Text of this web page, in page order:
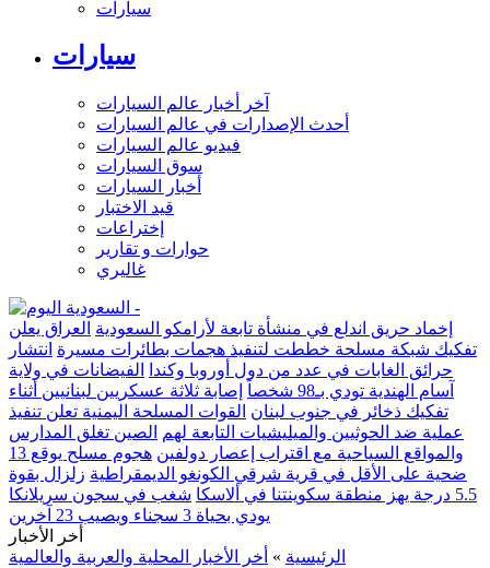
سيارات
سيارات
آخر أخبار عالم السيارات
أحدث الإصدارات في عالم السيارات
فيديو عالم السيارات
سوق السيارات
أخبار السيارات
قيد الاختبار
إختراعات
حوارات و تقارير
غاليري
إخماد حريق اندلع في منشأة تابعة لأرامكو السعودية العراق يعلن
تفكيك شبكة مسلحة خططت لتنفيذ هجمات بطائرات مسيرة انتشار
حرائق الغابات في عدد من دول أوروبا وكندا
الفيضانات في ولاية
آسام الهندية تودي بـ98 شخصاً
إصابة ثلاثة عسكريين لبنانيين أثناء
تفكيك ذخائر في جنوب لبنان القوات المسلحة اليمنية تعلن تنفيذ
عملية ضد الحوثيين والميليشيات التابعة لهم
الصين تغلق المدارس
والمواقع السياحية مع اقتراب إعصار دولفين
هجوم مسلح يوقع 13
ضحية على الأقل في قرية شرقي الكونغو الديمقراطية زلزال بقوة
5.5 درجة يهز منطقة سكوينتنا في ألاسكا
شغب في سجون سريلانكا
يودي بحياة 3 سجناء ويصيب 23 آخرين
أخر الأخبار
الرئيسية » أخر الأخبار المحلية والعربية والعالمية